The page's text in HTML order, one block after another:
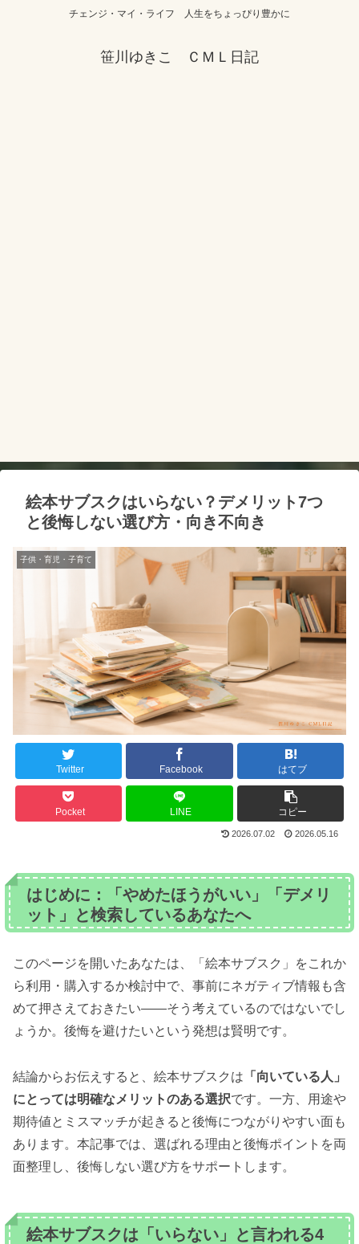
チェンジ・マイ・ライフ 人生をちょっぴり豊かに
笹川ゆきこ ＣＭＬ日記
絵本サブスクはいらない？デメリット7つ
と後悔しない選び方・向き不向き
子供・育児・子育て
Twitter Facebook はてブ
Pocket LINE コピー
2026.07.02 2026.05.16
はじめに：「やめたほうがいい」「デメリ
ット」と検索しているあなたへ
このページを開いたあなたは、「絵本サブスク」をこれか
ら利用・購入するか検討中で、事前にネガティブ情報も含
めて押さえておきたい――そう考えているのではないでし
ょうか。後悔を避けたいという発想は賢明です。
結論からお伝えすると、絵本サブスクは 「向いている人」
にとっては明確なメリットのある選択です。一方、用途や
期待値とミスマッチが起きると後悔につながりやすい面も
あります。本記事では、選ばれる理由と後悔ポイントを両
面整理し、後悔しない選び方をサポートします。
絵本サブスクは「いらない」と言われる4